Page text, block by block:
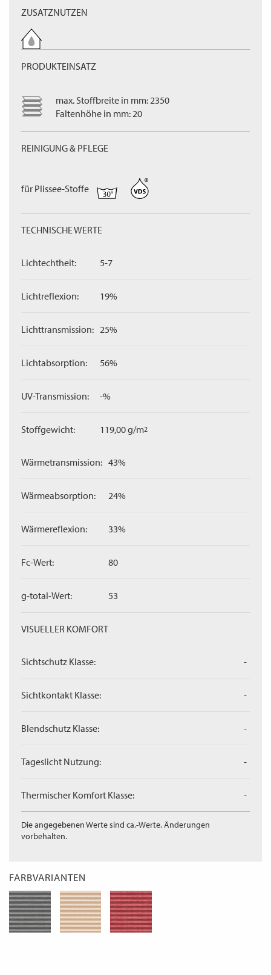
ZUSATZNUTZEN
PRODUKTEINSATZ
max. Stoffbreite in mm: 2350
Faltenhöhe in mm: 20
REINIGUNG & PFLEGE
für Plissee-Stoffe
TECHNISCHE WERTE
Lichtechtheit: 5-7
Lichtreflexion: 19%
Lichttransmission: 25%
Lichtabsorption: 56%
UV-Transmission: -%
Stoffgewicht: 119,00 g/m2
Wärmetransmission: 43%
Wärmeabsorption: 24%
Wärmereflexion: 33%
Fc-Wert: 80
g-total-Wert: 53
VISUELLER KOMFORT
Sichtschutz Klasse: -
Sichtkontakt Klasse: -
Blendschutz Klasse: -
Tageslicht Nutzung: -
Thermischer Komfort Klasse: -
Die angegebenen Werte sind ca.-Werte. Änderungen
vorbehalten.
FARBVARIANTEN